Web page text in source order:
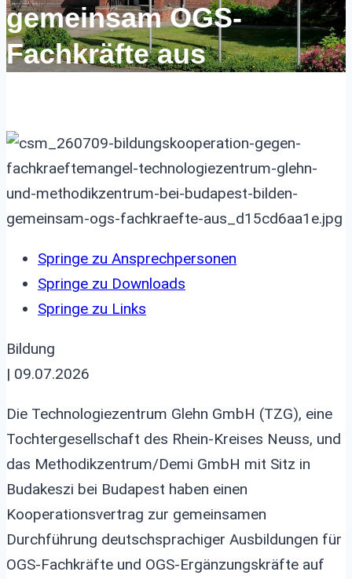
gemeinsam OGS-
Fachkräfte aus
Springe zu Ansprechpersonen
Springe zu Downloads
Springe zu Links
Bildung
| 09.07.2026
Die Technologiezentrum Glehn GmbH (TZG), eine
Tochtergesellschaft des Rhein-Kreises Neuss, und
das Methodikzentrum/Demi GmbH mit Sitz in
Budakeszi bei Budapest haben einen
Kooperationsvertrag zur gemeinsamen
Durchführung deutschsprachiger Ausbildungen für
OGS-Fachkräfte und OGS-Ergänzungskräfte auf